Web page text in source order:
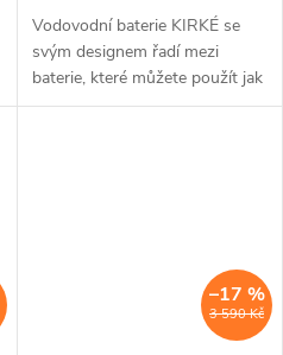
Vodovodní baterie KIRKÉ se
svým designem řadí mezi
baterie, které můžete použít jak
v koupelně moderní, tak i v
3 590 Kč
–17 %